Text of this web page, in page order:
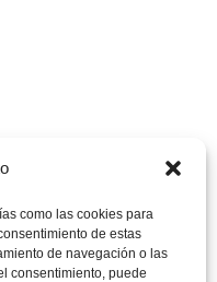
como las cookies para
de estas
de navegación o las
consentimiento, puede